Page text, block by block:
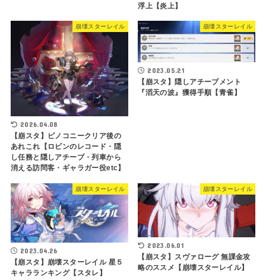
浮上【炎上】
崩壊スターレイル
2026.04.08
【崩スタ】ピノコニークリア後の
あれこれ【ロビンのレコード・隠
し任務と隠しアチーブ・列車から
消える訪問客・ギャラガー役etc】
崩壊スターレイル
2023.05.21
【崩スタ】隠しアチーブメント
『滔天の波』獲得手順【青雀】
崩壊スターレイル
2023.04.26
【崩スタ】崩壊スターレイル 星５
キャラランキング【スタレ】
崩壊スターレイル
2023.06.01
【崩スタ】スヴァローグ 無課金攻
略のススメ【崩壊スターレイル】